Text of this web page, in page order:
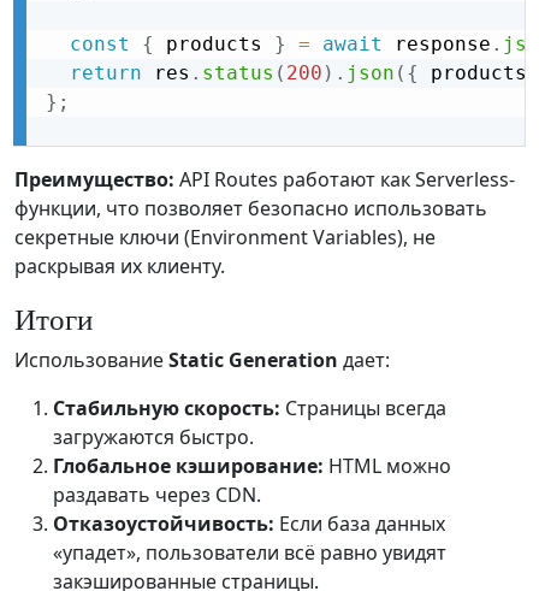
const { products } = await response .
return res . status ( 200 ) . json ( {
products
} ;
Преимущество: API Routes работают как Serverless-
функции, что позволяет безопасно использовать
секретные ключи (Environment Variables), не
раскрывая их клиенту.
Итоги
ИспользованиеStatic Generation дает:
Стабильную скорость: Страницы всегда
загружаются быстро.
Глобальное кэширование: HTML можно
раздавать через CDN.
Отказоустойчивость: Если база данных
«упадет», пользователи всё равно увидят
закэшированные страницы.